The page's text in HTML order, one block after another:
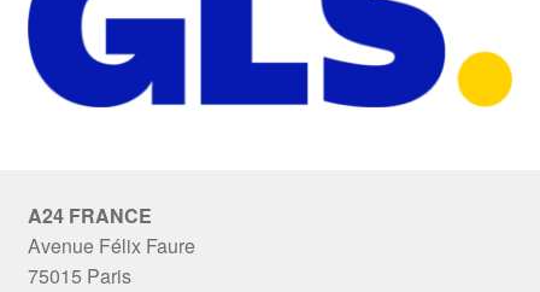
A24 FRANCE
Avenue Félix Faure
75015 Paris